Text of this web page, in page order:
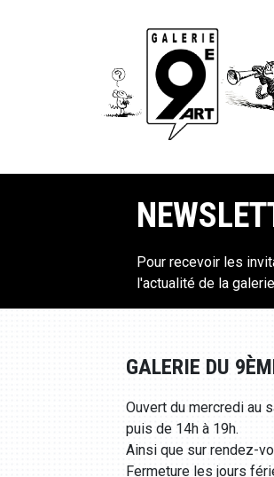
Pour recevoir les
l'actualité de la
GALERIE DU
Ouvert du mercredi au
puis de 14h à 19h.
Ainsi que sur rendez-
Fermeture les jours